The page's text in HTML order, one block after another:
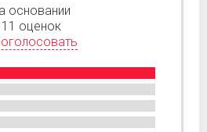
основании
11 оценок